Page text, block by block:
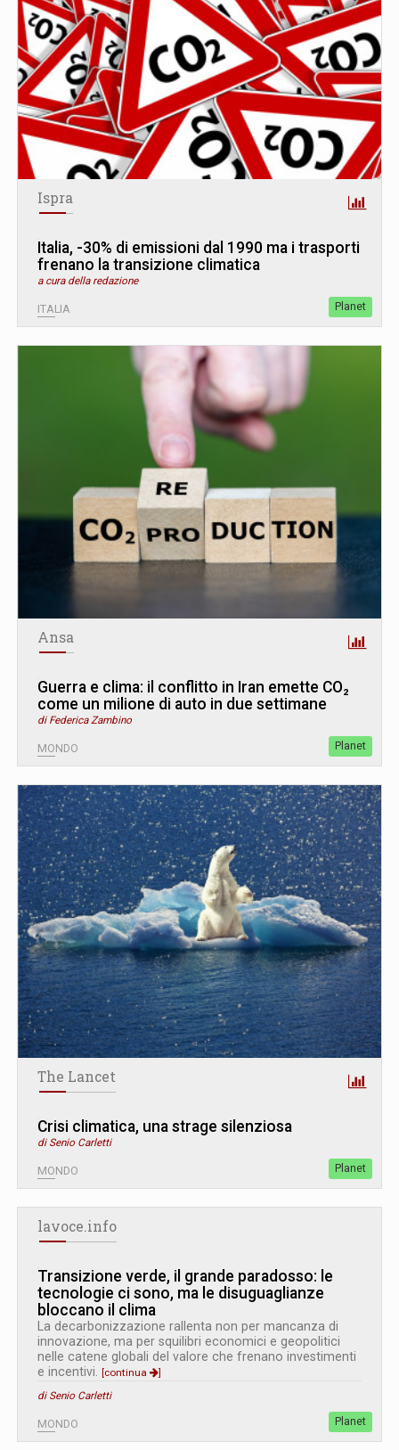
Ispra
Italia, -30% di emissioni dal 1990 ma i trasporti
frenano la transizione climatica
a cura della redazione
ITALIA Planet
Ansa
Guerra e clima: il conflitto in Iran emette CO₂
come un milione di auto in due settimane
di Federica Zambino
MONDO Planet
The Lancet
Crisi climatica, una strage silenziosa
di Senio Carletti
MONDO Planet
lavoce.info
Transizione verde, il grande paradosso: le
tecnologie ci sono, ma le disuguaglianze
bloccano il clima
La decarbonizzazione rallenta non per mancanza di
innovazione, ma per squilibri economici e geopolitici
nelle catene globali del valore che frenano investimenti
e incentivi. [continua
]
di Senio Carletti
MONDO Planet